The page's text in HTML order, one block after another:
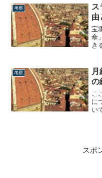
い
『
ま
初
考察
ス
由
宝
傘
き
継
イ
た
の
考察
の
こ
に
い
並
スポ